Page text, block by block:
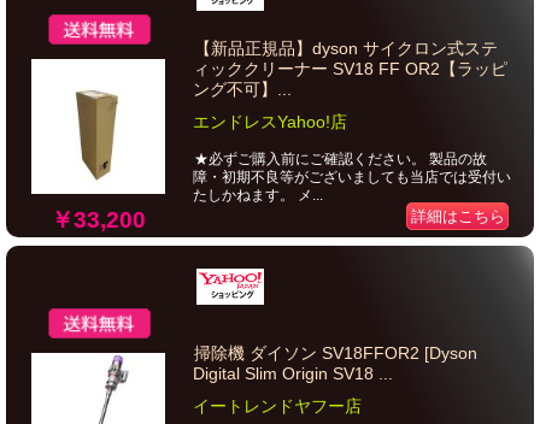
￥33,200
【新品正規品】dyson サイクロン式ステ
ィッククリーナー SV18 FF OR2【ラッピ
ング不可】...
エンドレスYahoo!店
★必ずご購入前にご確認ください。 製品の故
障・初期不良等がございましても当店では受付い
たしかねます。 メ...
詳細はこちら
掃除機 ダイソン SV18FFOR2 [Dyson
Digital Slim Origin SV18 ...
イートレンドヤフー店